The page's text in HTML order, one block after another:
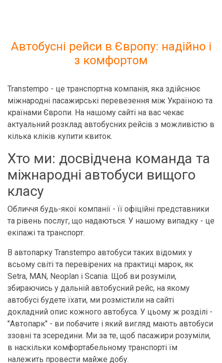
Автобусні рейси в Європу: надійно і
з комфортом
Transtempo - це транспортна компанія, яка здійснює
міжнародні пасажирські перевезення між Україною та
країнами Європи. На нашому сайті на вас чекає
актуальний розклад автобусних рейсів з можливістю в
кілька кліків купити квиток.
Хто ми: досвідчена команда та
міжнародні автобуси вищого
класу
Обличчя будь-якої компанії - її офіційні представники
та рівень послуг, що надаються. У нашому випадку - це
екіпажі та транспорт.
В автопарку Transtempo автобуси таких відомих у
всьому світі та перевірених на практиці марок, як
Setra, MAN, Neoplan і Scania. Щоб ви розуміли,
збираючись у дальній автобусний рейс, на якому
автобусі будете їхати, ми розмістили на сайті
докладний опис кожного автобуса. У цьому ж розділі -
"Автопарк" - ви побачите і який вигляд мають автобуси
ззовні та зсередини. Ми за те, щоб пасажири розуміли,
в наскільки комфортабельному транспорті їм
належить провести майже добу.